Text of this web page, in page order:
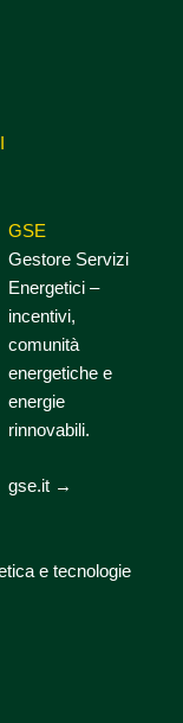
GSE
Gestore Servizi
Energetici –
incentivi,
comunità
energetiche e
energie
rinnovabili.
gse.it →
e tecnologie